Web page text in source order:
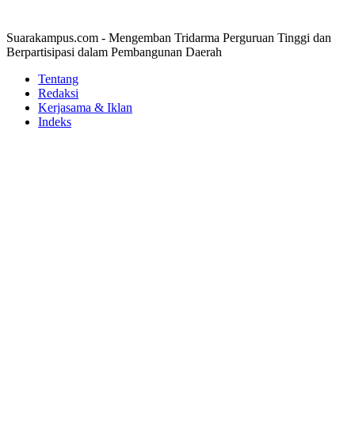
Suarakampus.com - Mengemban Tridarma Perguruan Tinggi dan
Berpartisipasi dalam Pembangunan Daerah
Tentang
Redaksi
Kerjasama & Iklan
Indeks